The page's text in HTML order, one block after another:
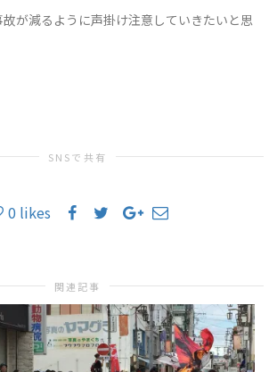
替
が減るように声掛け注意していきたいと思
SNSで共有
0 likes
関連記事